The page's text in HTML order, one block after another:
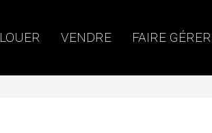
LOUER VENDRE FAIRE GÉRER